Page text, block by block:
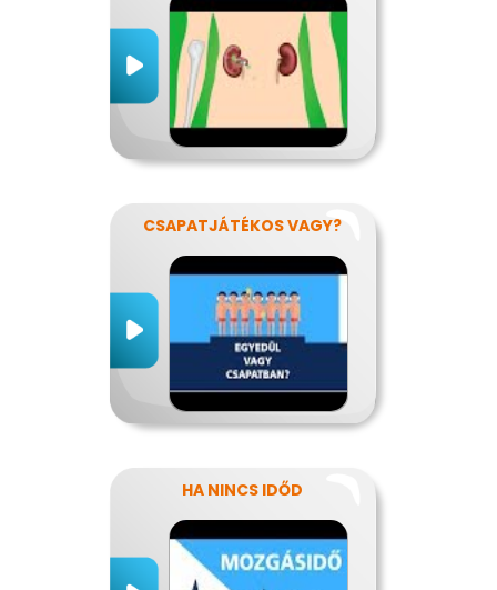
CSAPATJÁTÉKOS VAGY?
HA NINCS IDŐD